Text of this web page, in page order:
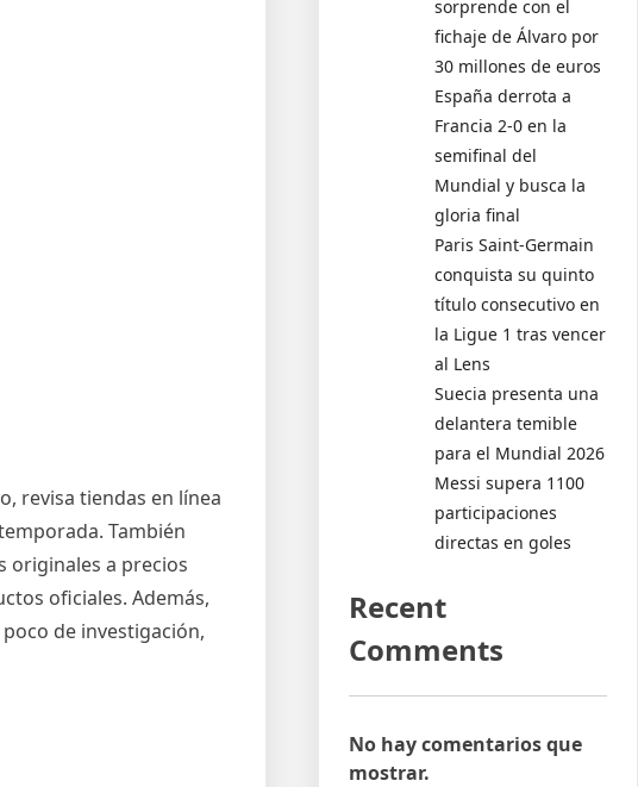
revisa tiendas en línea
También
originales a precios
oficiales. Además,
de investigación,
sorprende con el
fichaje de Álvaro por
30 millones de euros
España derrota a
Francia 2-0 en la
semifinal del
Mundial y busca la
gloria final
Paris Saint-Germain
conquista su quinto
título consecutivo en
la Ligue 1 tras vencer
al Lens
Suecia presenta una
delantera temible
para el Mundial 2026
Messi supera 1100
participaciones
directas en goles
Recent
Comments
No hay comentarios que
mostrar.